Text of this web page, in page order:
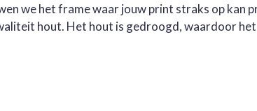
we het frame waar jouw print straks op kan
hout. Het hout is gedroogd, waardoor het